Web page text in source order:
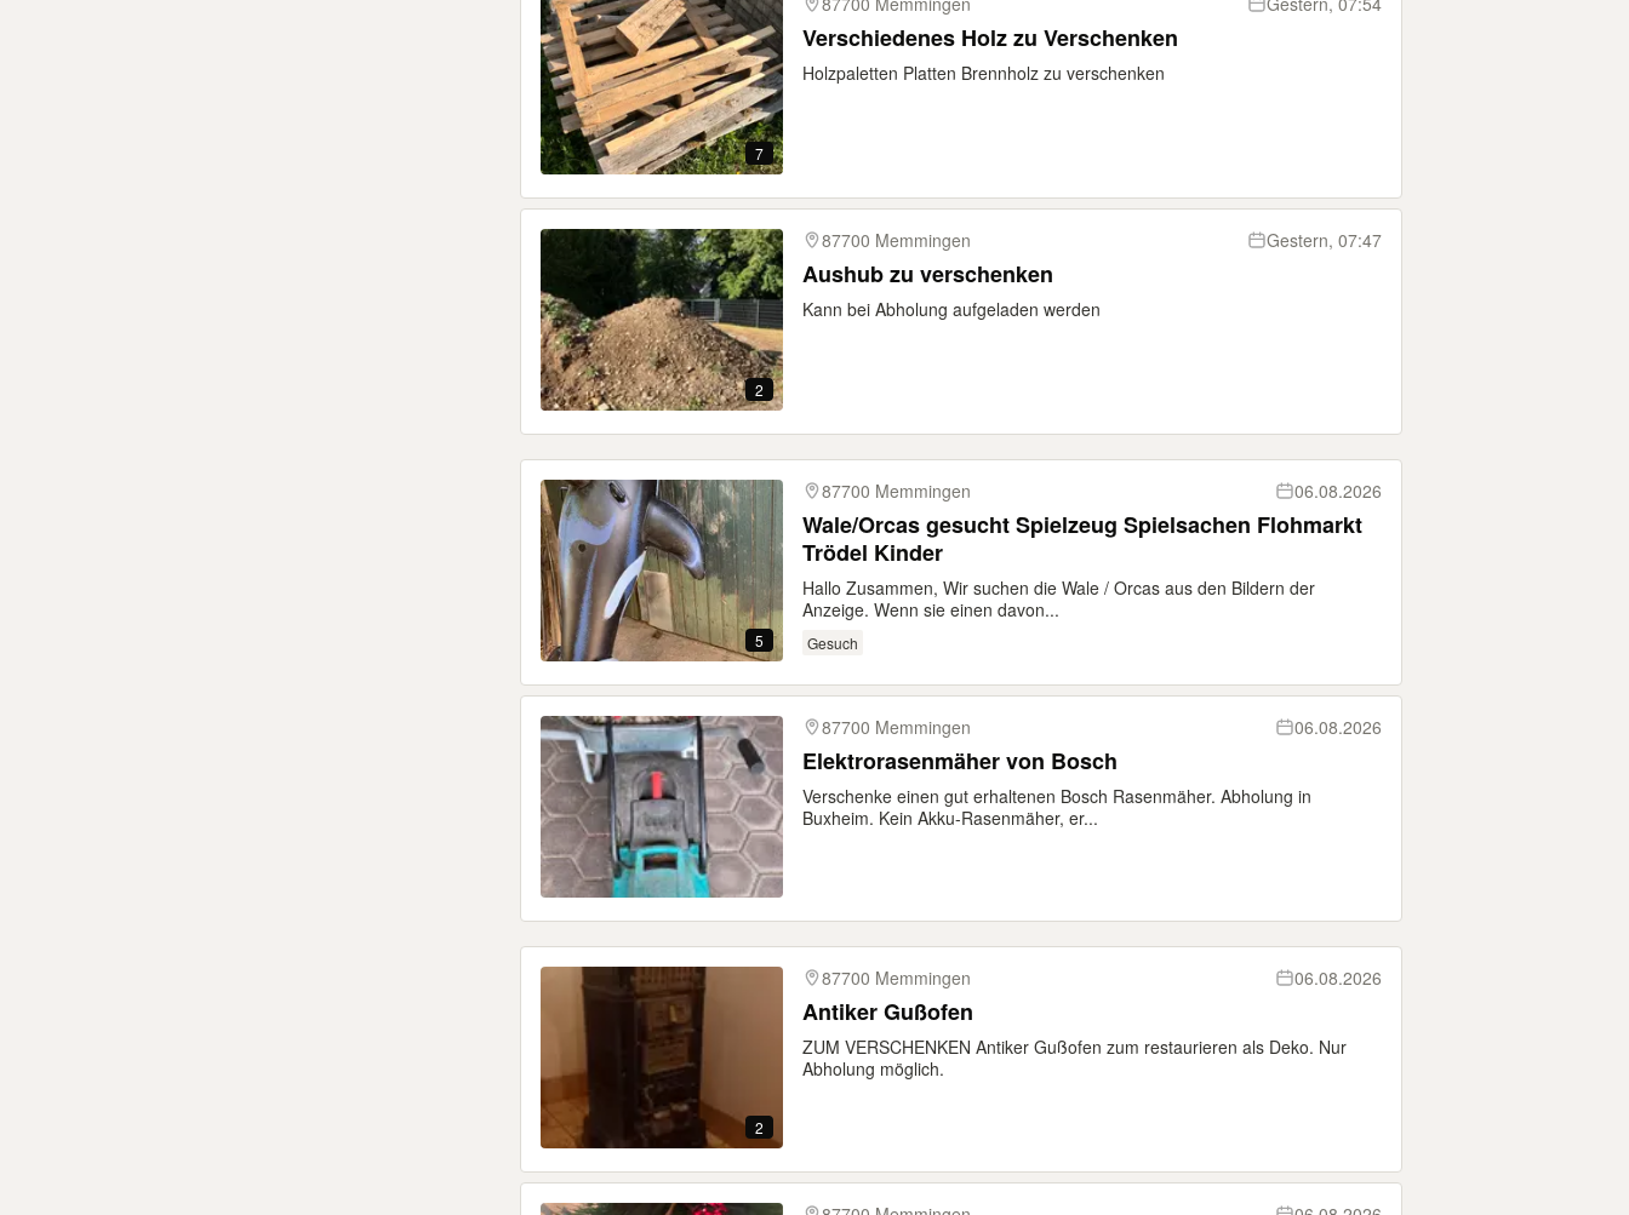
7
Verschiedenes Holz zu Verschenken
Holzpaletten Platten Brennholz zu verschenken
2
87700 Memmingen Gestern, 07:47
Aushub zu verschenken
Kann bei Abholung aufgeladen werden
5
87700 Memmingen 06.08.2026
Wale/Orcas gesucht Spielzeug Spielsachen Flohmarkt
Trödel Kinder
Hallo Zusammen, Wir suchen die Wale / Orcas aus den Bildern der
Anzeige. Wenn sie einen davon...
Gesuch
87700 Memmingen 06.08.2026
Elektrorasenmäher von Bosch
Verschenke einen gut erhaltenen Bosch Rasenmäher. Abholung in
Buxheim. Kein Akku-Rasenmäher, er...
2
87700 Memmingen 06.08.2026
Antiker Gußofen
ZUM VERSCHENKEN Antiker Gußofen zum restaurieren als Deko. Nur
Abholung möglich.